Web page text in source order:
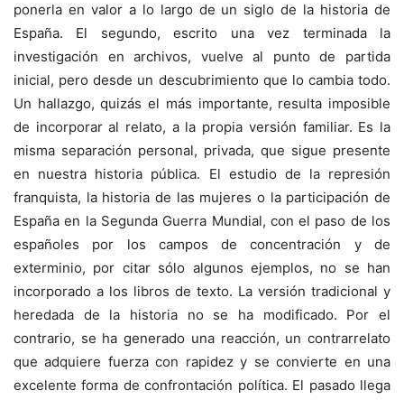
ponerla en valor a lo largo de un siglo de la historia de
España. El segundo, escrito una vez terminada la
investigación en archivos, vuelve al punto de partida
inicial, pero desde un descubrimiento que lo cambia todo.
Un hallazgo, quizás el más importante, resulta imposible
de incorporar al relato, a la propia versión familiar. Es la
misma separación personal, privada, que sigue presente
en nuestra historia pública. El estudio de la represión
franquista, la historia de las mujeres o la participación de
España en la Segunda Guerra Mundial, con el paso de los
españoles por los campos de concentración y de
exterminio, por citar sólo algunos ejemplos, no se han
incorporado a los libros de texto. La versión tradicional y
heredada de la historia no se ha modificado. Por el
contrario, se ha generado una reacción, un contrarrelato
que adquiere fuerza con rapidez y se convierte en una
excelente forma de confrontación política. El pasado llega